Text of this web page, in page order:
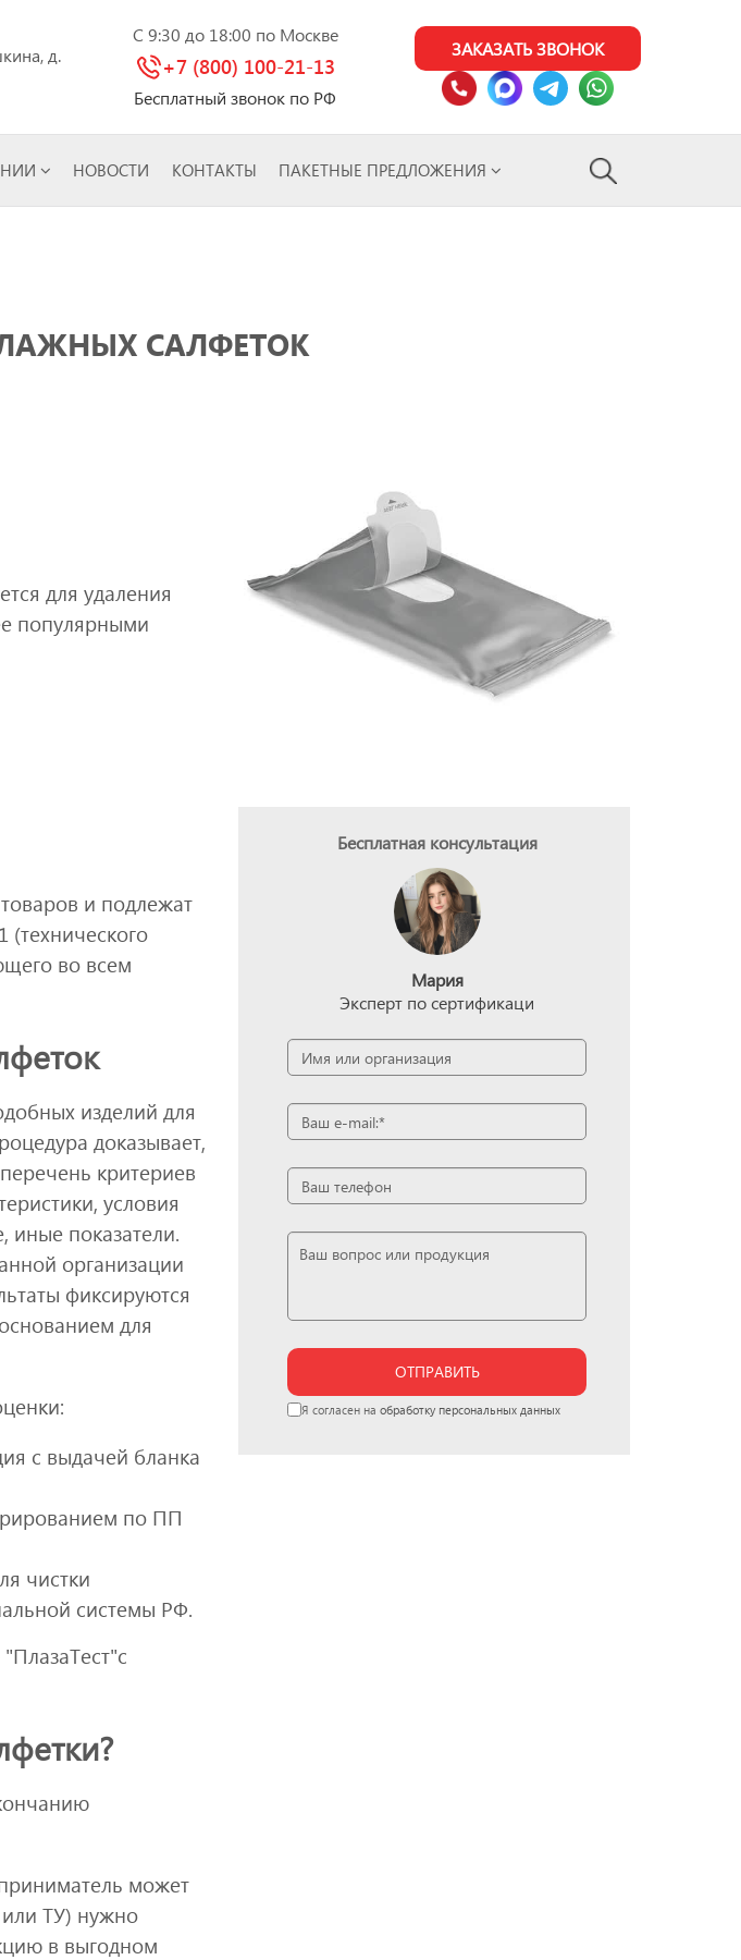
д.
C 9:30 до 18:00 по Москве
+7 (800) 100-21-13
Бесплатный звонок по РФ
ЗАКАЗАТЬ ЗВОНОК
НОВОСТИ КОНТАКТЫ ПАКЕТНЫЕ ПРЕДЛОЖЕНИЯ
САЛФЕТОК
для удаления
популярными
и подлежат
(технического
во всем
изделий для
доказывает,
критериев
условия
иные показатели.
организации
фиксируются
для
с выдачей бланка
по ПП
чистки
системы РФ.
может
или ТУ) нужно
в выгодном
Бесплатная консультация
Мария
Эксперт по сертификаци
ОТПРАВИТЬ
Я согласен на обработку персональных данных